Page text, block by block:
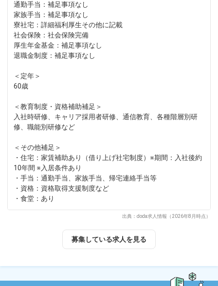
通勤手当：補足事項なし
家族手当：補足事項なし
寮社宅：詳細福利厚生その他に記載
社会保険：社会保険完備
厚生年金基金：補足事項なし
退職金制度：補足事項なし
＜定年＞
60歳
＜教育制度・資格補助補足＞
入社時研修、キャリア採用者研修、通信教育、各種階層別研
修、職能別研修など
＜その他補足＞
・住宅：家賃補助あり（借り上げ社宅制度）※期間：入社後約
10年間 ※入居条件あり
・手当：通勤手当、家族手当、帰宅連絡手当等
・資格：資格取得支援制度など
・食堂：あり
出典：doda求人情報（2026年8月時点）
募集している求人を見る